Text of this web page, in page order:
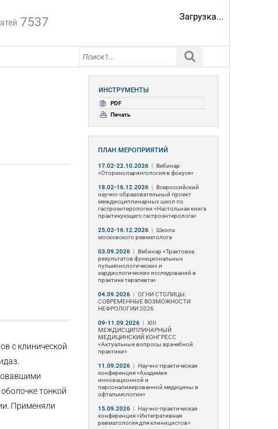
7537 Загрузка...
с клинической
тонкой
Применяли
ИНСТРУМЕНТЫ
PDF
Печать
ПЛАН МЕРОПРИЯТИЙ
17.02-22.10.2026 | Вебинар
«Оториноларингология в фокусе»
18.02-16.12.2026 | Всероссийский
научно-образовательный проект
междисциплинарных школ по
гастроэнтерологии «Настольная книга
практикующего гастроэнтеролога»
25.02-16.12.2026 | Школа
московского ревматолога
03.09.2026 | Вебинар «Трактовка
результатов функциональных
пульмонологических и
кардиологических исследований в
практике терапевта»
04.09.2026 | ОГНИ СТОЛИЦЫ.
СОВРЕМЕННЫЕ ВОЗМОЖНОСТИ
НЕФРОЛОГИИ 2026
09-11.09.2026 | ХIII
МЕЖДИСЦИПЛИНАРНЫЙ
МЕДИЦИНСКИЙ КОНГРЕСС
«Актуальные вопросы врачебной
практики»
11.09.2026 | Научно-практическая
конференция «Академия
инновационной и
персонализированной медицины в
офтальмологии»
15.09.2026 | Научно-практическая
конференция «Интегративная
ревматология для клиницистов»